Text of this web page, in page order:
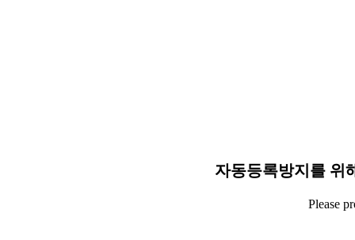
자동등록방지를 위
Please